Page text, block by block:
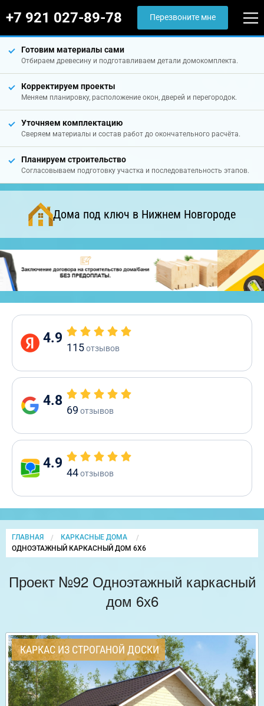
+7 921 027-89-78 Перезвоните мне
Готовим материалы сами
Отбираем древесину и подготавливаем детали домокомплекта.
Корректируем проекты
Меняем планировку, расположение окон, дверей и перегородок.
Уточняем комплектацию
Сверяем материалы и состав работ до окончательного расчёта.
Планируем строительство
Согласовываем подготовку участка и последовательность этапов.
Дома под ключ в Нижнем Новгороде
4.9
115отзывов
4.8
69 отзывов
4.9
44отзывов
ГЛАВНАЯ
КАРКАСНЫЕ ДОМА
CURRENT:
ОДНОЭТАЖНЫЙ КАРКАСНЫЙ ДОМ 6Х6
Проект №92 Одноэтажный каркасный
дом 6х6
КАРКАС ИЗ СТРОГАНОЙ ДОСКИ